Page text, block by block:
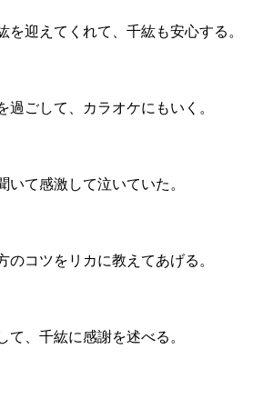
を迎えてくれて、千紘も安心する。
過ごして、カラオケにもいく。
いて感激して泣いていた。
のコツをリカに教えてあげる。
て、千紘に感謝を述べる。